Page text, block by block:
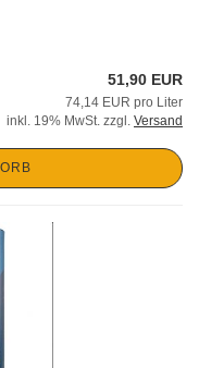
51,90 EUR
74,14 EUR pro Liter
inkl. 19% MwSt. zzgl. Versand